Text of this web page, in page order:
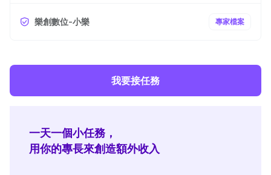
樂創數位-小樂 專家檔案
我要接任務
一天一個小任務，
用你的專長來創造額外收入